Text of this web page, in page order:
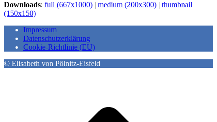
Downloads: full (667x1000) | medium (200x300) | thumbnail
(150x150)
Impressum
Datenschutzerklärung
Cookie-Richtlinie (EU)
© Elisabeth von Pölnitz-Eisfeld